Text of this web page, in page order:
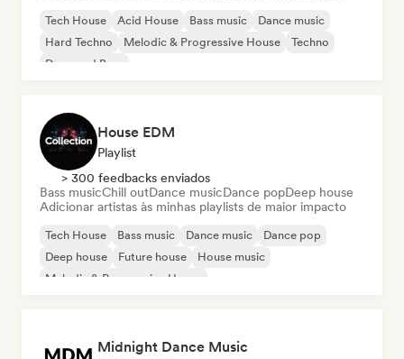
Tech House Acid House Bass music
Dance music
Hard Techno
Melodic & Progressive House
Techno
Drum and Bass
House EDM
Playlist
> 300 feedbacks enviados
Bass musicChill outDance musicDance popDeep house
Adicionar artistas às minhas playlists de maior impacto
Tech House Bass music Dance music
Dance pop
Deep house
Future house
House music
Melodic & Progressive House
Midnight Dance Music